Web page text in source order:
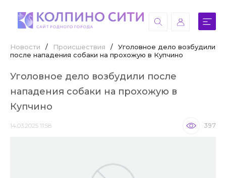
Новости / Происшествия /
Уголовное дело возбудили
после нападения собаки на прохожую в Купчино
Уголовное дело возбудили после
нападения собаки на прохожую в
Купчино
14.03.2025 11:58 397